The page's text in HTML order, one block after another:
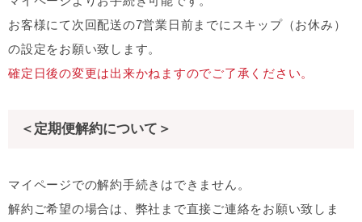
お客様にて次回配送の7営業日前までにスキップ（お休み）
の設定をお願い致します。
確定日後の変更は出来かねますのでご了承ください。
＜定期便解約について＞
マイページでの解約手続きはできません。
解約ご希望の場合は、弊社まで直接ご連絡をお願い致しま